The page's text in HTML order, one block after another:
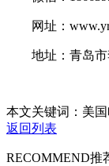
网址：
地址：青岛市
本文关键词：美
返回列表
RECOMMEND推